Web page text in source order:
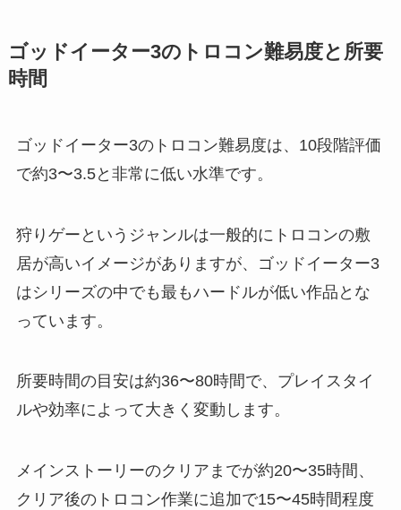
ゴッドイーター3のトロコン難易度と所要
時間
ゴッドイーター3のトロコン難易度は、10段階評価
で約3〜3.5と非常に低い水準です。
狩りゲーというジャンルは一般的にトロコンの敷
居が高いイメージがありますが、ゴッドイーター3
はシリーズの中でも最もハードルが低い作品とな
っています。
所要時間の目安は約36〜80時間で、プレイスタイ
ルや効率によって大きく変動します。
メインストーリーのクリアまでが約20〜35時間、
クリア後のトロコン作業に追加で15〜45時間程度